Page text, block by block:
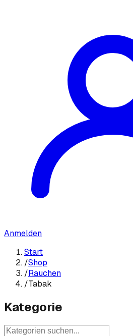
Anmelden
Start
/Shop
/Rauchen
/Tabak
Kategorie